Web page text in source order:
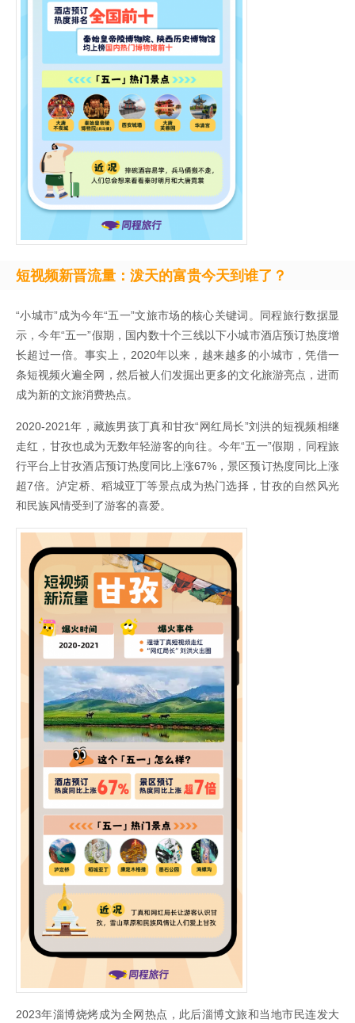
短视频新晋流量：泼天的富贵今天到谁了？
“小城市”成为今年“五一”文旅市场的核心关键词。同程旅行数据显
示，今年“五一”假期，国内数十个三线以下小城市酒店预订热度增
长超过一倍。事实上，2020年以来，越来越多的小城市，凭借一
条短视频火遍全网，然后被人们发掘出更多的文化旅游亮点，进而
成为新的文旅消费热点。
2020-2021年，藏族男孩丁真和甘孜“网红局长”刘洪的短视频相继
走红，甘孜也成为无数年轻游客的向往。今年“五一”假期，同程旅
行平台上甘孜酒店预订热度同比上涨67%，景区预订热度同比上涨
超7倍。泸定桥、稻城亚丁等景点成为热门选择，甘孜的自然风光
和民族风情受到了游客的喜爱。
2023年淄博烧烤成为全网热点，此后淄博文旅和当地市民连发大